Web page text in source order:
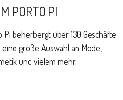
PORTO PI
beherbergt über 130 Geschäfte
große Auswahl an Mode,
und vielem mehr.